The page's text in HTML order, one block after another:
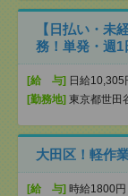
【日払い・未
務！単発・週
[給 与] 日給10,305
[勤務地] 東京都世田
大田区！軽作
[給 与] 時給1800